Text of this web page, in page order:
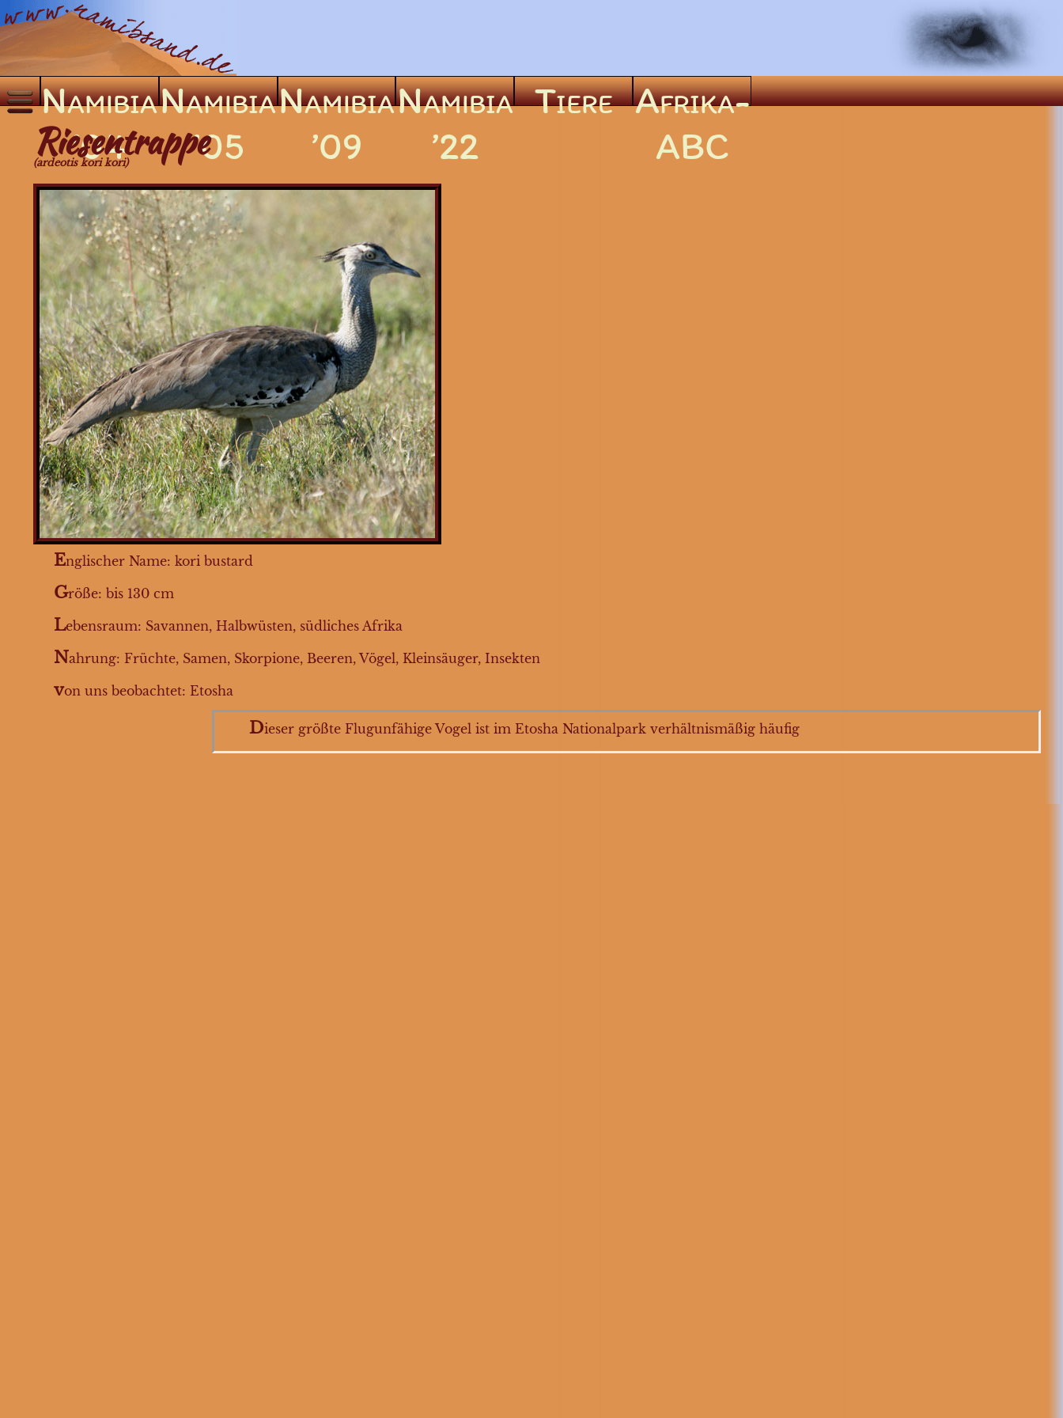
Namibia
’04
Namibia
’05
Namibia
’09
Namibia
’22
Tiere Afrika-
ABC
×
Säugetiere
Vögel
Greifvögel
Eulen
Laufvögel
Strauß
Riesentrappe
Rotschopftrappe
Nördliche
Gackeltrappe
Frankoline
Rackenvögel
Regenpfeifervögel
Hühnervögel
Sperlingsvögel
Rabenvögel
Taubenvögel
Gänsevögel
Prachtfinken
Riesentrappe
(ardeotis kori kori)
Englischer Name: kori bustard
Größe: bis 130 cm
Lebensraum: Savannen, Halbwüsten, südliches Afrika
Nahrung: Früchte, Samen, Skorpione, Beeren, Vögel, Kleinsäuger, Insekten
von uns beobachtet: Etosha
Dieser größte Flugunfähige Vogel ist im Etosha Nationalpark verhältnismäßig häufig